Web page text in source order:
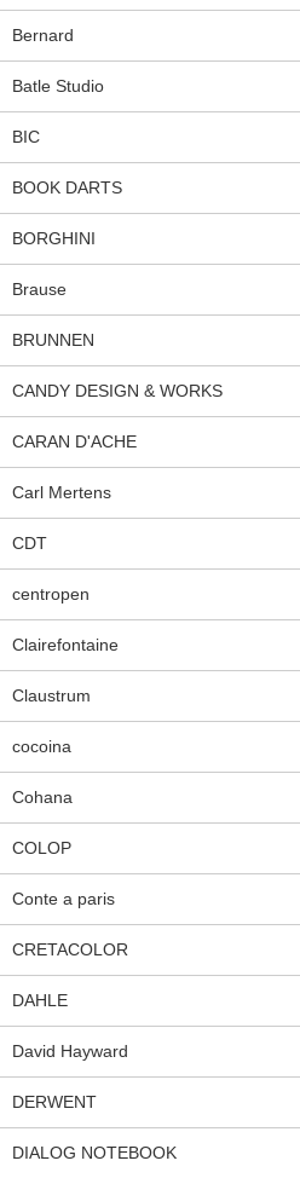
Bernard
Batle Studio
BIC
BOOK DARTS
BORGHINI
Brause
BRUNNEN
CANDY DESIGN & WORKS
CARAN D'ACHE
Carl Mertens
CDT
centropen
Clairefontaine
Claustrum
cocoina
Cohana
COLOP
Conte a paris
CRETACOLOR
DAHLE
David Hayward
DERWENT
DIALOG NOTEBOOK